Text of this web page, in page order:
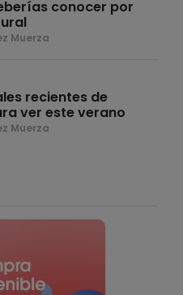
conocer por
Muerza
recientes de
ver este verano
Muerza